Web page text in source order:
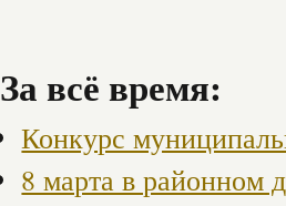
За всё время:
Конкурс
8 марта в районном